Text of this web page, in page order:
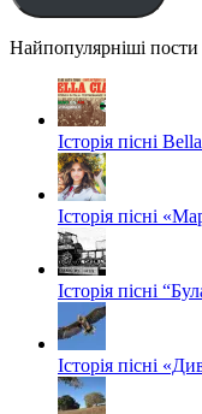
Найпопулярніші пости
Історія пісні
Історія пісні
Історія пісні
Історія пісні